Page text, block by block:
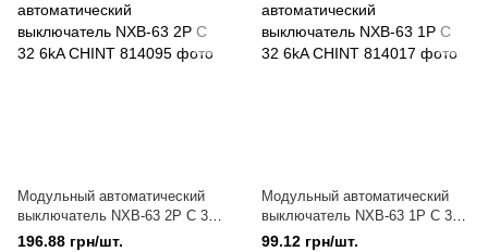
Модульный автоматический
выключатель NXB-63 2P C 32
6kA CHINT
196.88 грн/шт.
Модульный автоматический
выключатель NXB-63 1P C 32
6kA CHINT
99.12 грн/шт.